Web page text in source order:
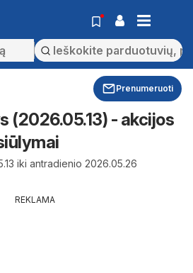
Prenumeruoti
(2026.05.13) - akcijos
iki antradienio 2026.05.26
REKLAMA